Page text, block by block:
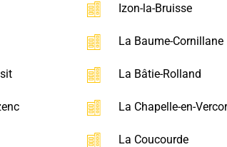
Izon-la-Bruisse
La Baume-Cornillane
La Bâtie-Rolland
La Chapelle-en-
La Coucourde